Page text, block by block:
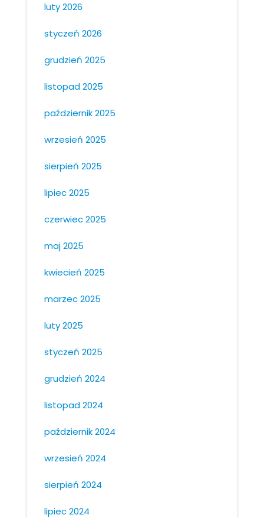
luty 2026
styczeń 2026
grudzień 2025
listopad 2025
październik 2025
wrzesień 2025
sierpień 2025
lipiec 2025
czerwiec 2025
maj 2025
kwiecień 2025
marzec 2025
luty 2025
styczeń 2025
grudzień 2024
listopad 2024
październik 2024
wrzesień 2024
sierpień 2024
lipiec 2024